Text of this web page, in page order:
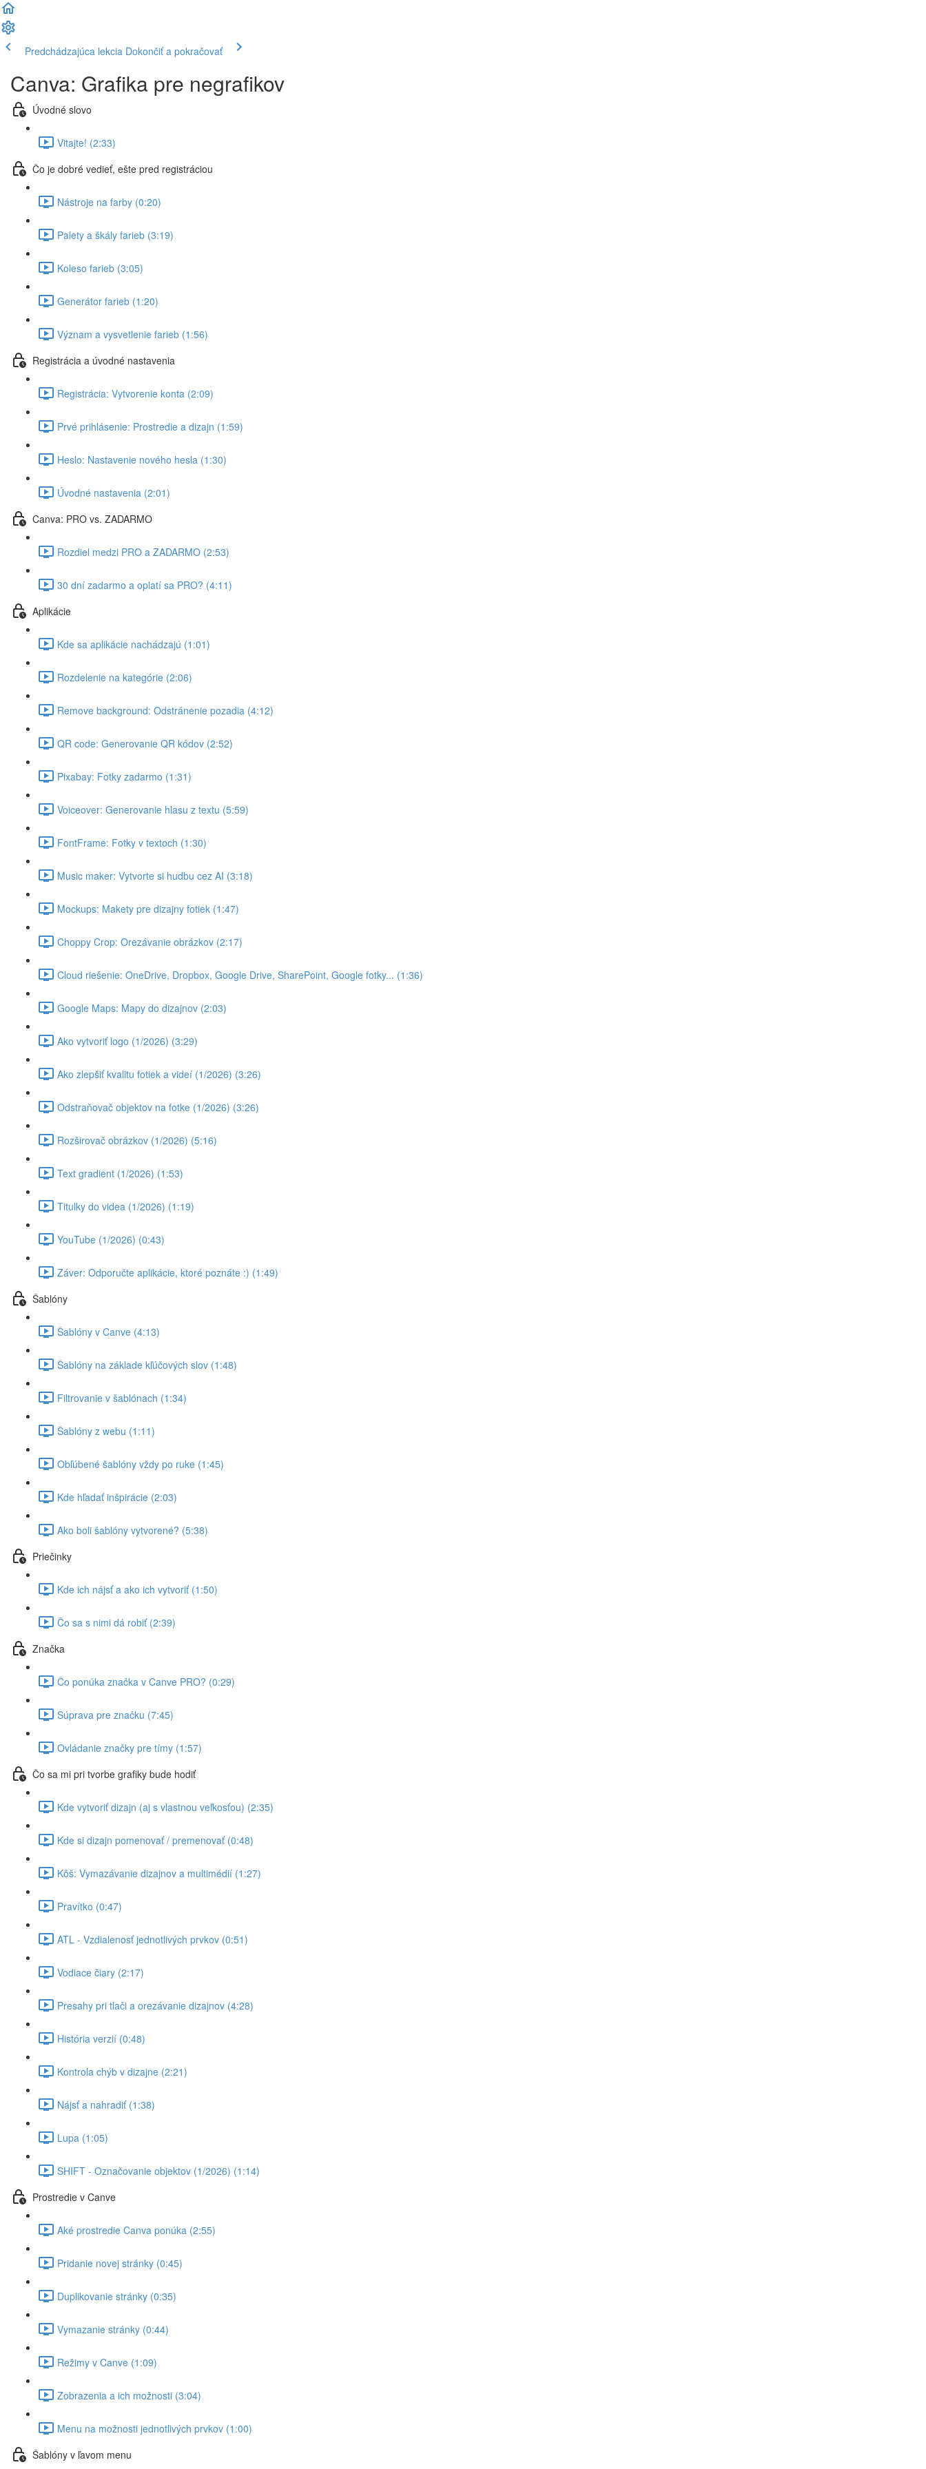
Predchádzajúca lekcia Dokončiť a pokračovať
Canva: Grafika pre negrafikov
Úvodné slovo
Vitajte! (2:33)
Čo je dobré vedieť, ešte pred registráciou
Nástroje na farby (0:20)
Palety a škály farieb (3:19)
Koleso farieb (3:05)
Generátor farieb (1:20)
Význam a vysvetlenie farieb (1:56)
Registrácia a úvodné nastavenia
Registrácia: Vytvorenie konta (2:09)
Prvé prihlásenie: Prostredie a dizajn (1:59)
Heslo: Nastavenie nového hesla (1:30)
Úvodné nastavenia (2:01)
Canva: PRO vs. ZADARMO
Rozdiel medzi PRO a ZADARMO (2:53)
30 dní zadarmo a oplatí sa PRO? (4:11)
Aplikácie
Kde sa aplikácie nachádzajú (1:01)
Rozdelenie na kategórie (2:06)
Remove background: Odstránenie pozadia (4:12)
QR code: Generovanie QR kódov (2:52)
Pixabay: Fotky zadarmo (1:31)
Voiceover: Generovanie hlasu z textu (5:59)
FontFrame: Fotky v textoch (1:30)
Music maker: Vytvorte si hudbu cez AI (3:18)
Mockups: Makety pre dizajny fotiek (1:47)
Choppy Crop: Orezávanie obrázkov (2:17)
Cloud riešenie: OneDrive, Dropbox, Google Drive, SharePoint, Google fotky... (1:36)
Google Maps: Mapy do dizajnov (2:03)
Ako vytvoriť logo (1/2026) (3:29)
Ako zlepšiť kvalitu fotiek a videí (1/2026) (3:26)
Odstraňovač objektov na fotke (1/2026) (3:26)
Rozširovač obrázkov (1/2026) (5:16)
Text gradient (1/2026) (1:53)
Titulky do videa (1/2026) (1:19)
YouTube (1/2026) (0:43)
Záver: Odporučte aplikácie, ktoré poznáte :) (1:49)
Šablóny
Šablóny v Canve (4:13)
Šablóny na základe kľúčových slov (1:48)
Filtrovanie v šablónach (1:34)
Šablóny z webu (1:11)
Obľúbené šablóny vždy po ruke (1:45)
Kde hľadať inšpirácie (2:03)
Ako boli šablóny vytvorené? (5:38)
Priečinky
Kde ich nájsť a ako ich vytvoriť (1:50)
Čo sa s nimi dá robiť (2:39)
Značka
Čo ponúka značka v Canve PRO? (0:29)
Súprava pre značku (7:45)
Ovládanie značky pre tímy (1:57)
Čo sa mi pri tvorbe grafiky bude hodiť
Kde vytvoriť dizajn (aj s vlastnou veľkosťou) (2:35)
Kde si dizajn pomenovať / premenovať (0:48)
Kôš: Vymazávanie dizajnov a multimédií (1:27)
Pravítko (0:47)
ATL - Vzdialenosť jednotlivých prvkov (0:51)
Vodiace čiary (2:17)
Presahy pri tlači a orezávanie dizajnov (4:28)
História verzií (0:48)
Kontrola chýb v dizajne (2:21)
Nájsť a nahradiť (1:38)
Lupa (1:05)
SHIFT - Označovanie objektov (1/2026) (1:14)
Prostredie v Canve
Aké prostredie Canva ponúka (2:55)
Pridanie novej stránky (0:45)
Duplikovanie stránky (0:35)
Vymazanie stránky (0:44)
Režimy v Canve (1:09)
Zobrazenia a ich možnosti (3:04)
Menu na možnosti jednotlivých prvkov (1:00)
Šablóny v ľavom menu